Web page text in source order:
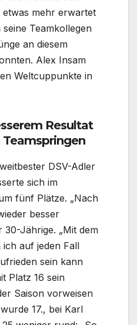
mehr erwartet
Teamkollegen
an diesem
Alex Insam
Weltcuppunkte in
Resultat
DSV-Adler
sich im
fünf Plätze. „Nach
besser
30-Jährige. „Mit dem
auf jeden Fall
sein kann
Platz 16 sein
Saison vorweisen
17., bei Karl